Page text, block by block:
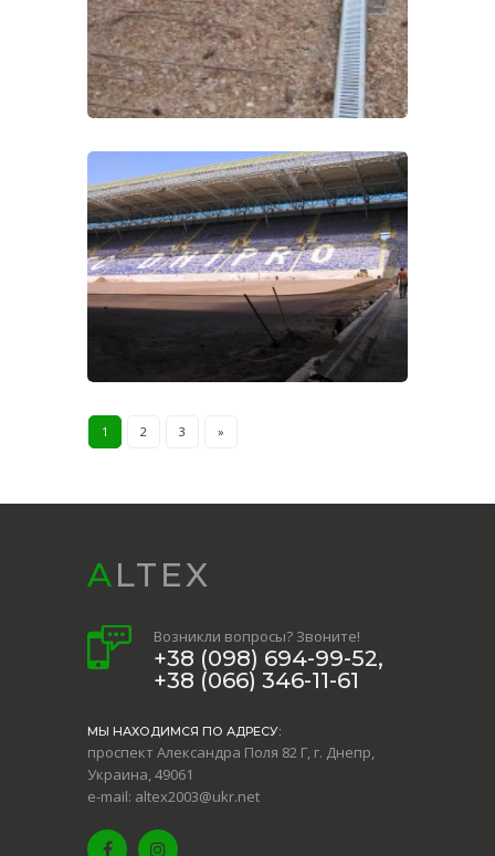
1 2 3 »
ALTEX
Возникли вопросы? Звоните!
+38 (098) 694-99-52,
+38 (066) 346-11-61
МЫ НАХОДИМСЯ ПО АДРЕСУ:
проспект Александра Поля 82 Г, г. Днепр,
Украина, 49061
e-mail: altex2003@ukr.net